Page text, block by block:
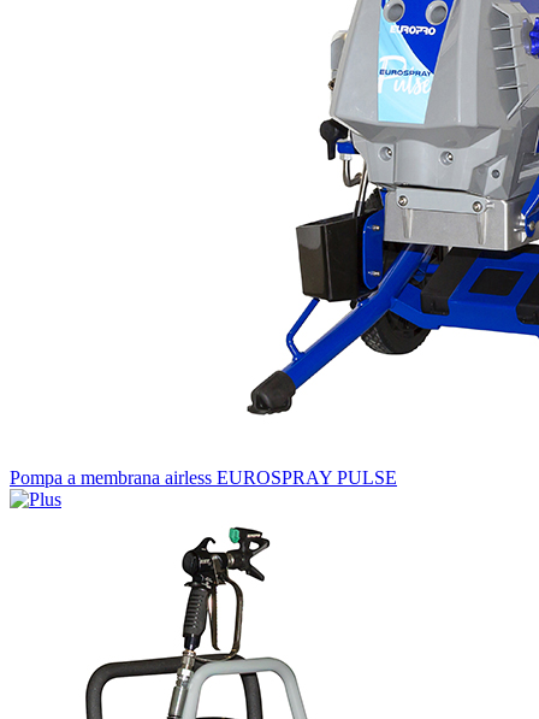
Pompa a membrana airless EUROSPRAY PULSE